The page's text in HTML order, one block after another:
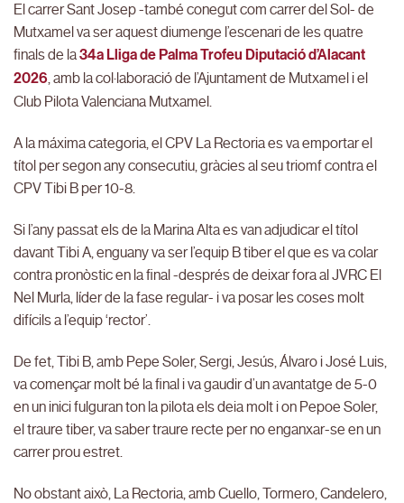
El carrer Sant Josep -també conegut com carrer del Sol- de
Mutxamel va ser aquest diumenge l’escenari de les quatre
finals de la34a Lliga de Palma Trofeu Diputació d’Alacant
2026, amb la col·laboració de l’Ajuntament de Mutxamel i el
Club Pilota Valenciana Mutxamel.
A la máxima categoria, el CPV La Rectoria es va emportar el
títol per segon any consecutiu, gràcies al seu triomf contra el
CPV Tibi B per 10-8.
Si l’any passat els de la Marina Alta es van adjudicar el títol
davant Tibi A, enguany va ser l’equip B tiber el que es va colar
contra pronòstic en la final -després de deixar fora al JVRC El
Nel Murla, líder de la fase regular- i va posar les coses molt
difícils a l’equip ‘rector’.
De fet, Tibi B, amb Pepe Soler, Sergi, Jesús, Álvaro i José Luis,
va començar molt bé la final i va gaudir d’un avantatge de 5-0
en un inici fulguran ton la pilota els deia molt i on Pepoe Soler,
el traure tiber, va saber traure recte per no enganxar-se en un
carrer prou estret.
No obstant això, La Rectoria, amb Cuello, Tormero, Candelero,